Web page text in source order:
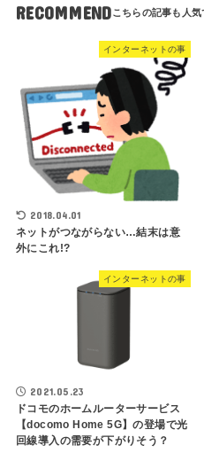
RECOMMEND
インターネットの事
2018.04.01
ネットがつながらない…結末は意
外にこれ!?
インターネットの事
2021.05.23
ドコモのホームルーターサービス
【docomo Home 5G】の登場で光
回線導入の需要が下がりそう？